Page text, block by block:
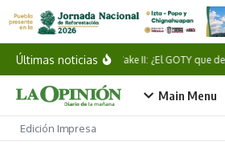
Saltar al contenido
Últimas noticiasAlan Wake II: ¿El GOTY que
Main Menu
Edición Impresa